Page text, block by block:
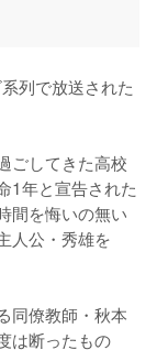
列で放送された
ごしてきた高校
1年と宣告された
間を悔いの無い
人公・秀雄を
同僚教師・秋本
は断ったもの